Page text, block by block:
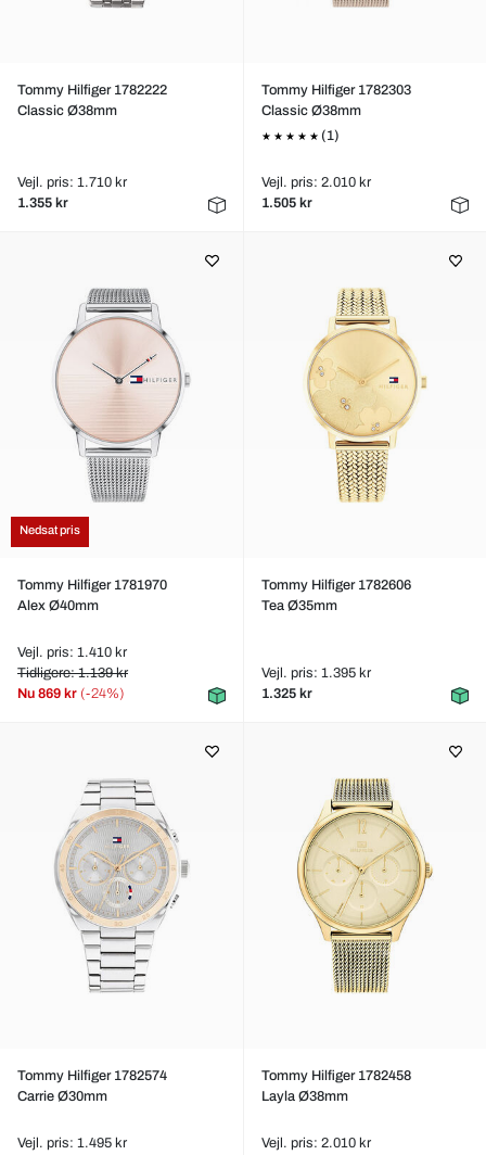
Tommy Hilfiger 1782222
Classic Ø38mm
Vejl. pris: 1.710 kr
1.355 kr
Tommy Hilfiger 1782303
Classic Ø38mm
(1)
Vejl. pris: 2.010 kr
1.505 kr
Nedsat pris
Tommy Hilfiger 1781970
Alex Ø40mm
Vejl. pris: 1.410 kr
Tidligere: 1.139 kr
Nu 869 kr (-24%)
Tommy Hilfiger 1782606
Tea Ø35mm
Vejl. pris: 1.395 kr
1.325 kr
Tommy Hilfiger 1782574
Carrie Ø30mm
Vejl. pris: 1.495 kr
Tommy Hilfiger 1782458
Layla Ø38mm
Vejl. pris: 2.010 kr